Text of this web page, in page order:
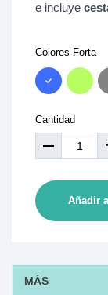
e incluye
Colores Forta
Cantidad
Añadir
MÁS